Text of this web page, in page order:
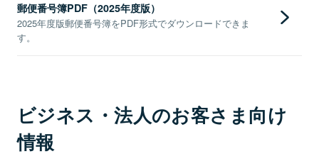
郵便番号簿PDF（2025年度版）
2025年度版郵便番号簿をPDF形式でダウンロードできま
す。
ビジネス・法人のお客さま向け
情報